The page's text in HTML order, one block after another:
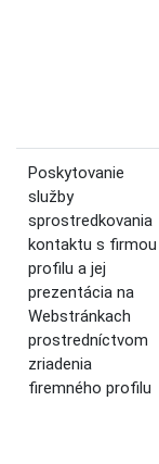
Poskytovanie
služby
sprostredkovania
kontaktu s firmou
profilu a jej
prezentácia na
Webstránkach
prostredníctvom
zriadenia
firemného profilu